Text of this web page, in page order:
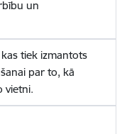
un
tiek izmantots
par to, kā
vietni.